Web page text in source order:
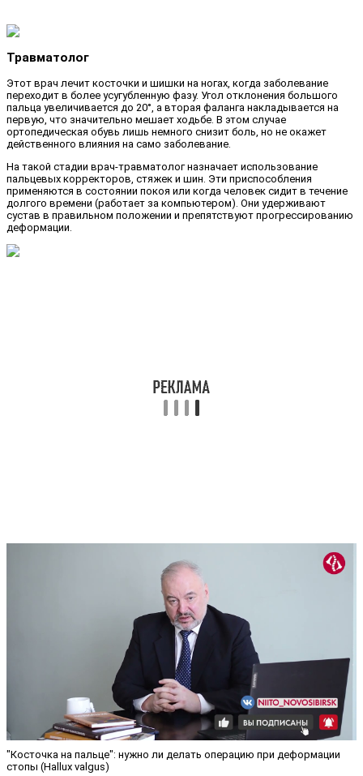
Травматолог
Этот врач лечит косточки и шишки на ногах, когда заболевание
переходит в более усугубленную фазу. Угол отклонения большого
пальца увеличивается до 20°, а вторая фаланга накладывается на
первую, что значительно мешает ходьбе. В этом случае
ортопедическая обувь лишь немного снизит боль, но не окажет
действенного влияния на само заболевание.
На такой стадии врач-травматолог назначает использование
пальцевых корректоров, стяжек и шин. Эти приспособления
применяются в состоянии покоя или когда человек сидит в течение
долгого времени (работает за компьютером). Они удерживают
сустав в правильном положении и препятствуют прогрессированию
деформации.
"Косточка на пальце": нужно ли делать операцию при деформации
стопы (Hallux valgus)